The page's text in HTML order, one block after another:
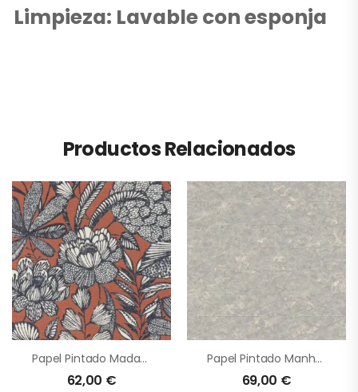
Limpieza: Lavable con esponja
Productos Relacionados
Papel Pintado Madagascar
62,00 €
Papel Pintado Manhattan
69,00 €